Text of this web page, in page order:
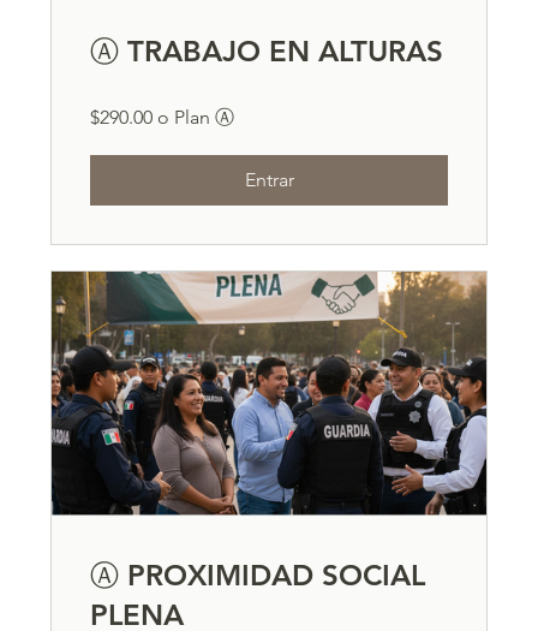
Ⓐ TRABAJO EN ALTURAS
$290.00 o Plan Ⓐ
Entrar
Ⓐ PROXIMIDAD SOCIAL
PLENA